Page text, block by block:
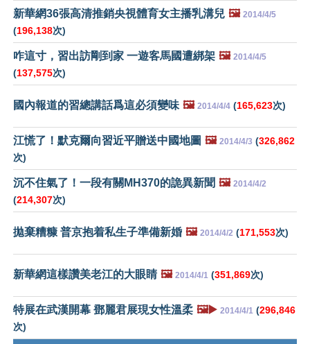
新華網36張高清推銷央視體育女主播乳溝兒 🖼️ 2014/4/5
(196,138次)
咋這寸，習出訪剛到家 一遊客馬國遭綁架 🖼️ 2014/4/5
(137,575次)
國內報道的習總講話爲這必須變味 🖼️ 2014/4/4 (165,623次)
江慌了！默克爾向習近平贈送中國地圖 🖼️ 2014/4/3 (326,862
次)
沉不住氣了！一段有關MH370的詭異新聞 🖼️ 2014/4/2
(214,307次)
拋棄糟糠 普京抱着私生子準備新婚 🖼️ 2014/4/2 (171,553次)
新華網這樣讚美老江的大眼睛 🖼️ 2014/4/1 (351,869次)
特展在武漢開幕 鄧麗君展現女性溫柔 🖼️▶️ 2014/4/1 (296,846
次)